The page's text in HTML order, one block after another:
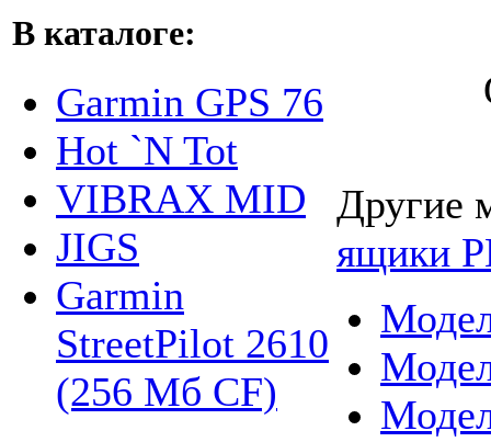
В каталоге:
Garmin GPS 76
Hot `N Tot
VIBRAX MID
JIGS
Garmin
StreetPilot 2610
(256 Мб CF)
Другие
ящики